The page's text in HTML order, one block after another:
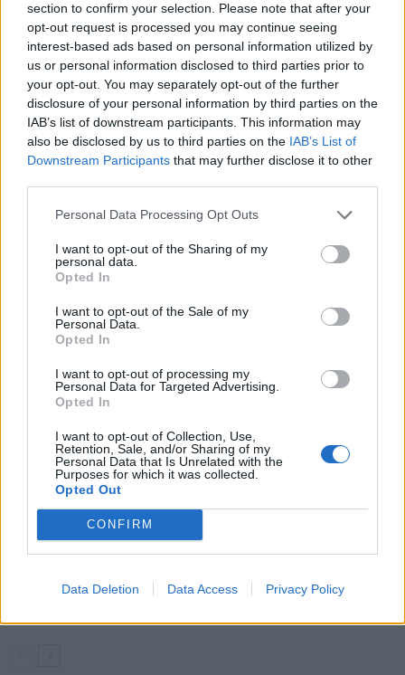
section to confirm your selection. Please note that after your
opt-out request is processed you may continue seeing
interest-based ads based on personal information utilized by
us or personal information disclosed to third parties prior to
your opt-out. You may separately opt-out of the further
disclosure of your personal information by third parties on the
IAB’s list of downstream participants. This information may
also be disclosed by us to third parties on the IAB’s List of
Downstream Participants that may further disclose it to other
Personal Data Processing Opt Outs
I want to opt-out of the Sharing of my
personal data.
Opted In
I want to opt-out of the Sale of my
Personal Data.
Opted In
I want to opt-out of processing my
Personal Data for Targeted Advertising.
Opted In
I want to opt-out of Collection, Use,
Retention, Sale, and/or Sharing of my
Personal Data that Is Unrelated with the
Purposes for which it was collected.
Opted Out
CONFIRM
Data Deletion Data Access Privacy Policy
zahájit spolupráci se
Humlovou?
ředitele Středočeské centrály
očekávání
SOUVISEJÍCÍ ČLÁNKY
VÍCE OD AUTORA
Rožmitálsko
Rožmitálští hasiči sbírají ocenění
Rožmitálský zámek představí obrazy
koncert i fotografická výstava
značení přibude u školy a v centru města